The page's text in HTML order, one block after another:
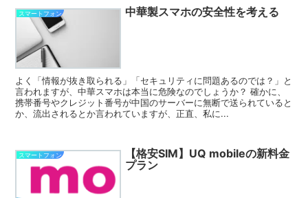
スマートフォン 中華製スマホの安全性を考える
よく「情報が抜き取られる」「セキュリティに問題あるのでは？」と
言われますが、中華スマホは本当に危険なのでしょうか？ 確かに、
携帯番号やクレジット番号が中国のサーバーに無断で送られていると
か、流出されるとか言われていますが、正直、私に...
スマートフォン
【格安SIM】UQ mobileの新料金
プラン